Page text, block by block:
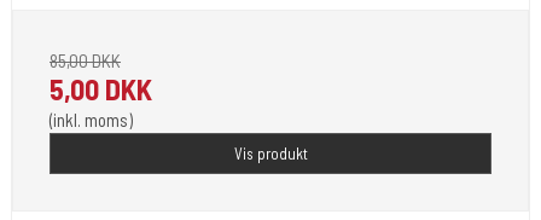
85,00 DKK
5,00 DKK
(inkl. moms)
Vis produkt